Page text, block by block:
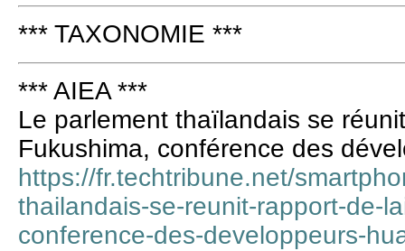
*** TAXONOMIE ***
*** AIEA ***
Le parlement thaïlandais se
Fukushima, conférence des
https://fr.techtribune.net/
thailandais-se-reunit-rapport-de-
conference-des-developpeurs-